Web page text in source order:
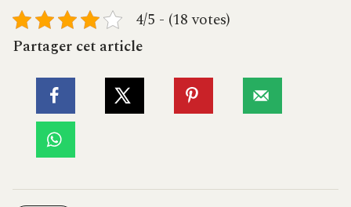
4/5 - (18 votes)
Partager cet article